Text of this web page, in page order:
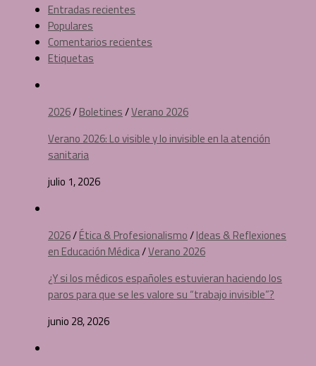
Entradas recientes
Populares
Comentarios recientes
Etiquetas
2026/Boletines/Verano 2026
Verano 2026: Lo visible y lo invisible en la atención
sanitaria
julio 1, 2026
2026/Ética & Profesionalismo/Ideas & Reflexiones
en Educación Médica/Verano 2026
¿Y si los médicos españoles estuvieran haciendo los
paros para que se les valore su “trabajo invisible”?
junio 28, 2026